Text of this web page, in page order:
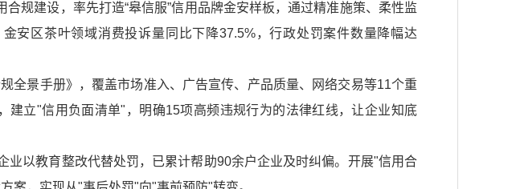
规建设，率先打造“皋信服”信用品牌金安样板，通过精准施策、柔性监
安区茶叶领域消费投诉量同比下降37.5%，行政处罚案件数量降幅达
全景手册》，覆盖市场准入、广告宣传、产品质量、网络交易等11个重
立"信用负面清单"，明确15项高频违规行为的法律红线，让企业知底
以教育整改代替处罚，已累计帮助90余户企业及时纠偏。开展"信用合